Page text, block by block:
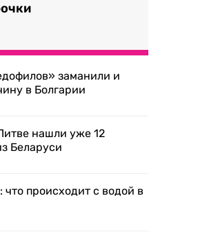
заманили и
в Болгарии
нашли уже 12
Беларуси
происходит с водой в